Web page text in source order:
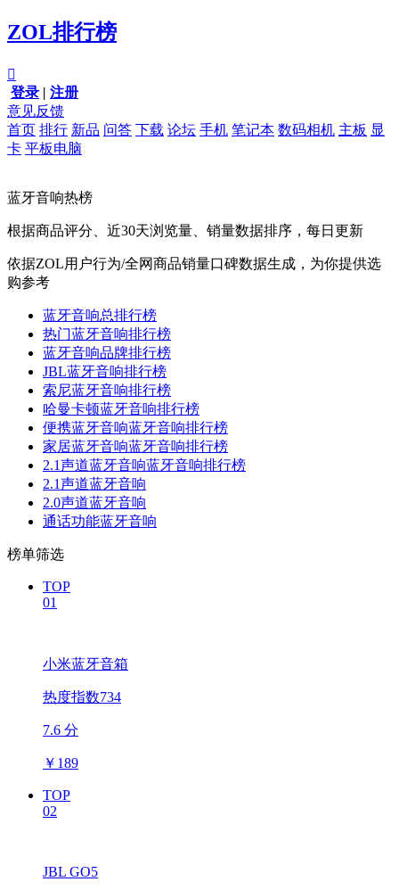
ZOL排行榜

登录 | 注册
意见反馈
首页 排行 新品 问答 下载 论坛 手机 笔记本 数码相机 主板 显
卡 平板电脑
蓝牙音响热榜
根据商品评分、近30天浏览量、销量数据排序，每日更新
依据ZOL用户行为/全网商品销量口碑数据生成，为你提供选
购参考
蓝牙音响总排行榜
热门蓝牙音响排行榜
蓝牙音响品牌排行榜
JBL蓝牙音响排行榜
索尼蓝牙音响排行榜
哈曼卡顿蓝牙音响排行榜
便携蓝牙音响蓝牙音响排行榜
家居蓝牙音响蓝牙音响排行榜
2.1声道蓝牙音响蓝牙音响排行榜
2.1声道蓝牙音响
2.0声道蓝牙音响
通话功能蓝牙音响
榜单筛选
TOP
01
小米蓝牙音箱
热度指数734
7.6 分
￥ 189
TOP
02
JBL GO5